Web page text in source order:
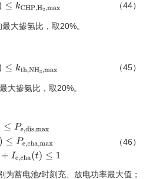
CH P,H2,max （44）
大掺氢比，取20%。
h,NH3,max （45）
大掺氨比，取20%。
, dis ,max0≤Pe, ax0≤I
（46）
为蓄电池t时刻充、放电功率最大值；